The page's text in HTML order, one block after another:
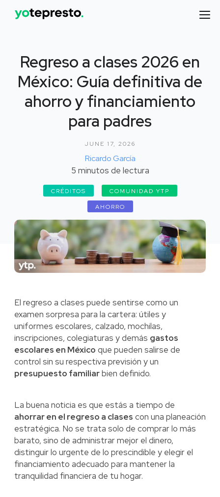
Regreso a clases 2026 en
México: Guía definitiva de
ahorro y financiamiento
para padres
JUNE 17, 2026
Ricardo García
5 minutos de lectura
CRÉDITOS
COMUNIDAD YTP
AHORRO
El regreso a clases puede sentirse como un
examen sorpresa para la cartera: útiles y
uniformes escolares, calzado, mochilas,
inscripciones, colegiaturas y demás gastos
escolares en México que pueden salirse de
control sin su respectiva previsión y un
presupuesto familiarbien definido.
La buena noticia es que estás a tiempo de
ahorrar en el regreso a clases con una planeación
estratégica. No se trata solo de comprar lo más
barato, sino de administrar mejor el dinero,
distinguir lo urgente de lo prescindible y elegir el
financiamiento adecuado para mantener la
tranquilidad financiera de tu hogar.